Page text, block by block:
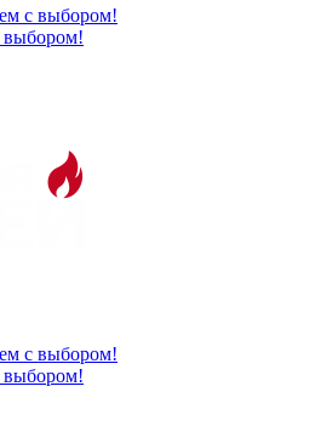
с выбором!
с выбором!